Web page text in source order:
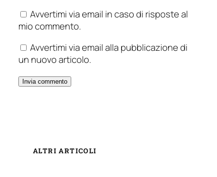
Avvertimi via email in caso di risposte al
mio commento.
Avvertimi via email alla pubblicazione di
un nuovo articolo.
ALTRI ARTICOLI